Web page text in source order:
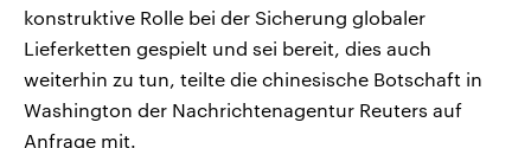
konstruktive Rolle bei der Sicherung globaler
Lieferketten gespielt ​und sei bereit, dies auch
weiterhin zu tun, teilte die chinesische Botschaft in
Washington der Nachrichtenagentur Reuters auf
Anfrage mit.